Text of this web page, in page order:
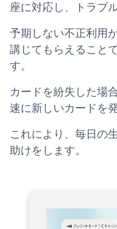
座に対応し、トラブ
予期しない不正利用
講じてもらえること
す。
カードを紛失した場
速に新しいカードを
これにより、毎日の
助けをします。